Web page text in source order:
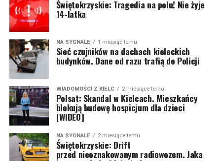
Świętokrzyskie: Tragedia na polu! Nie żyje
14-latka
NA SYGNALE 1 miesiąc temu
Sieć czujników na dachach kieleckich
budynków. Dane od razu trafią do Policji
WIADOMOŚCI Z KIELC 2 miesiące temu
Polsat: Skandal w Kielcach. Mieszkańcy
blokują budowę hospicjum dla dzieci
[WIDEO]
NA SYGNALE 2 miesiące temu
Świętokrzyskie: Drift
przed nieoznakowanym radiowozem. Jaka